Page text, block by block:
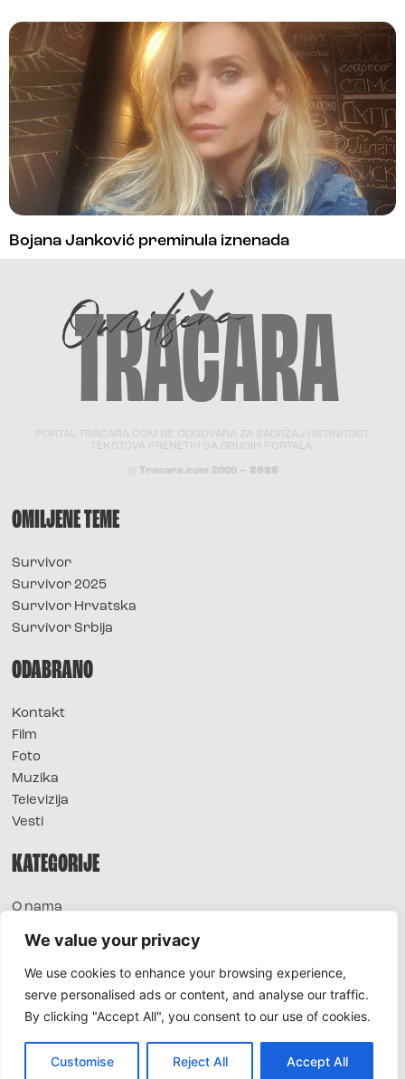
We value your privacy
We use cookies to enhance your browsing experience,
serve personalised ads or content, and analyse our traffic.
By clicking "Accept All", you consent to our use of cookies.
Customise Reject All Accept All
Bojana Janković preminula iznenada
PORTAL TRACARA.COM NE ODGOVARA ZA SADRŽAJ I ISTINITOST
TEKSTOVA PRENETIH SA DRUGIH PORTALA.
© Tracara.com 2008 – 2026
OMILJENE TEME
Survivor
Survivor 2025
Survivor Hrvatska
Survivor Srbija
ODABRANO
Kontakt
Film
Foto
Muzika
Televizija
Vesti
KATEGORIJE
O nama
Extra
Foto
Moda
TV
Horoskop